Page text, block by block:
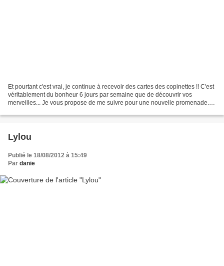
Et pourtant c'est vrai, je continue à recevoir des cartes des copinettes !! C'est
véritablement du bonheur 6 jours par semaine que de découvrir vos
merveilles... Je vous propose de me suivre pour une nouvelle promenade.
Lylou
Publié le 18/08/2012 à 15:49
Par danie